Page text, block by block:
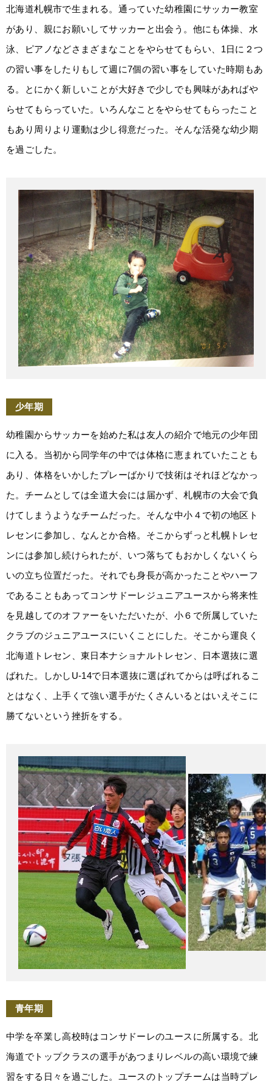
北海道札幌市で生まれる。通っていた幼稚園にサッカー教室
があり、親にお願いしてサッカーと出会う。他にも体操、水
泳、ピアノなどさまざまなことをやらせてもらい、1日に２つ
の習い事をしたりもして週に7個の習い事をしていた時期もあ
る。とにかく新しいことが大好きで少しでも興味があればや
らせてもらっていた。いろんなことをやらせてもらったこと
もあり周りより運動は少し得意だった。そんな活発な幼少期
を過ごした。
少年期
幼稚園からサッカーを始めた私は友人の紹介で地元の少年団
に入る。当初から同学年の中では体格に恵まれていたことも
あり、体格をいかしたプレーばかりで技術はそれほどなかっ
た。チームとしては全道大会には届かず、札幌市の大会で負
けてしまうようなチームだった。そんな中小４で初の地区ト
レセンに参加し、なんとか合格。そこからずっと札幌トレセ
ンには参加し続けられたが、いつ落ちてもおかしくないくら
いの立ち位置だった。それでも身長が高かったことやハーフ
であることもあってコンサドーレジュニアユースから将来性
を見越してのオファーをいただいたが、小６で所属していた
クラブのジュニアユースにいくことにした。そこから運良く
北海道トレセン、東日本ナショナルトレセン、日本選抜に選
ばれた。しかしU-14で日本選抜に選ばれてからは呼ばれるこ
とはなく、上手くて強い選手がたくさんいるとはいえそこに
勝てないという挫折をする。
青年期
中学を卒業し高校時はコンサドーレのユースに所属する。北
海道でトップクラスの選手があつまりレベルの高い環境で練
習をする日々を過ごした。ユースのトップチームは当時プレ